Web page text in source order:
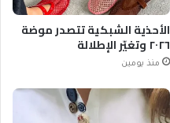
الأحذية الشبكية تتصدر موضة
٢٠٢٦ وتغيّر الإطلالة
منذ يومين